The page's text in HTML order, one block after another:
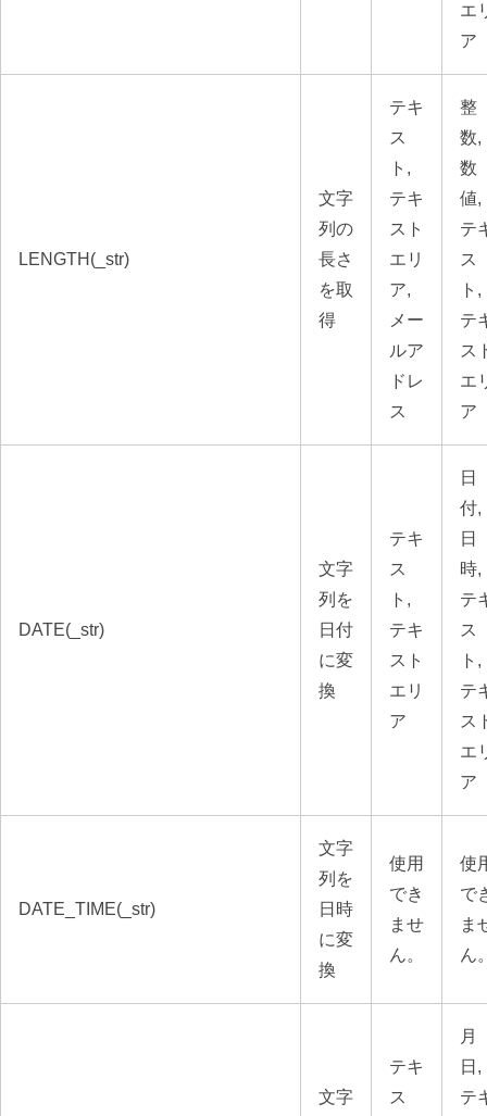
エ
ア
LENGTH(_str)
文字
列の
長さ
を取
得
テキ
ス
ト,
テキ
スト
エリ
ア,
メー
ルア
ドレ
ス
整
数,
数
値,
テ
ス
ト,
テ
ス
エ
ア
DATE(_str)
文字
列を
日付
に変
換
テキ
ス
ト,
テキ
スト
エリ
ア
日
付,
日
時,
テ
ス
ト,
テ
ス
エ
ア
DATE_TIME(_str)
文字
列を
日時
に変
換
使用
でき
ませ
ん。
使
で
ま
ん
文字
テキ
ス
月
日,
テ